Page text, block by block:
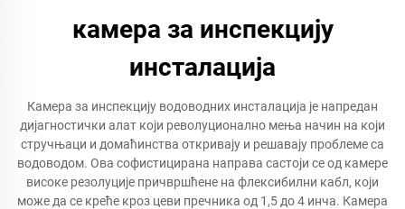
камера за инспекцију
инсталација
Камера за инспекцију водоводних инсталација је напредан
дијагностички алат који револуционално мења начин на који
стручњаци и домаћинства откривају и решавају проблеме са
водоводом. Ова софистицирана направа састоји се од камере
високе резолуције причвршћене на флексибилни кабл, који
може да се креће кроз цеви пречника од 1,5 до 4 инча. Камера